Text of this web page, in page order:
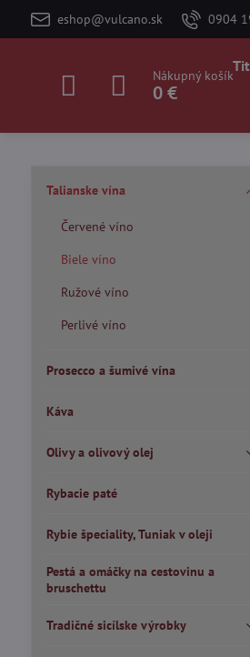
eshop@vulcano.sk 0904
Nákupný košík
0 €
Talianske vína
Červené víno
Biele víno
Ružové víno
Perlivé víno
Prosecco a šumivé vína
Káva
Olivy a olivový olej
Rybacie paté
Rybie špeciality, Tuniak v oleji
Pestá a omáčky na cestovinu a
bruschettu
Tradičné sicílske výrobky